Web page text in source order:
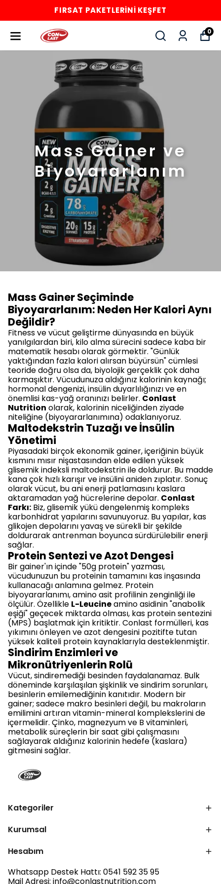
FIRSAT PAKETLERİNİ KEŞFET
0
Mass Gainer ve
Biyoyararlanım
Mass Gainer Seçiminde
Biyoyararlanım: Neden Her Kalori Aynı
Değildir?
Fitness ve vücut geliştirme dünyasında en büyük
yanılgılardan biri, kilo alma sürecini sadece kaba bir
matematik hesabı olarak görmektir. "Günlük
yaktığından fazla kalori alırsan büyürsün" cümlesi
teoride doğru olsa da, biyolojik gerçeklik çok daha
karmaşıktır. Vücudunuza aldığınız kalorinin kaynağı;
hormonal dengenizi, insülin duyarlılığınızı ve en
önemlisi kas-yağ oranınızı belirler. Conlast
Nutrition olarak, kalorinin niceliğinden ziyade
niteliğine (biyoyararlanımına) odaklanıyoruz.
Maltodekstrin Tuzağı ve İnsülin
Yönetimi
Piyasadaki birçok ekonomik gainer, içeriğinin büyük
kısmını mısır nişastasından elde edilen yüksek
glisemik indeksli maltodekstrin ile doldurur. Bu madde
kana çok hızlı karışır ve insülini aniden zıplatır. Sonuç
olarak vücut, bu ani enerji patlamasını kaslara
aktaramadan yağ hücrelerine depolar. Conlast
Farkı: Biz, glisemik yükü dengelenmiş kompleks
karbonhidrat yapılarını savunuyoruz. Bu yapılar, kas
glikojen depolarını yavaş ve sürekli bir şekilde
doldurarak antrenman boyunca sürdürülebilir enerji
sağlar.
Protein Sentezi ve Azot Dengesi
Bir gainer'ın içinde "50g protein" yazması,
vücudunuzun bu proteinin tamamını kas inşasında
kullanacağı anlamına gelmez. Protein
biyoyararlanımı, amino asit profilinin zenginliği ile
ölçülür. Özellikle L-Leucineamino asidinin "anabolik
eşiği" geçecek miktarda olması, kas protein sentezini
(MPS) başlatmak için kritiktir. Conlast formülleri, kas
yıkımını önleyen ve azot dengesini pozitifte tutan
yüksek kaliteli protein kaynaklarıyla desteklenmiştir.
Sindirim Enzimleri ve
Mikronütriyenlerin Rolü
Vücut, sindiremediği besinden faydalanamaz. Bulk
döneminde karşılaşılan şişkinlik ve sindirim sorunları,
besinlerin emilemediğinin kanıtıdır. Modern bir
gainer; sadece makro besinleri değil, bu makroların
emilimini artıran vitamin-mineral komplekslerini de
içermelidir. Çinko, magnezyum ve B vitaminleri,
metabolik süreçlerin bir saat gibi çalışmasını
sağlayarak aldığınız kalorinin hedefe (kaslara)
gitmesini sağlar.
Kategoriler
Kurumsal
Hesabım
Whatsapp Destek Hattı: 0541 592 35 95
Mail Adresi: info@conlastnutrition.com